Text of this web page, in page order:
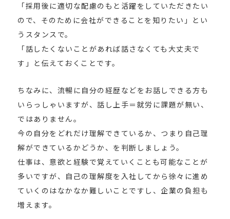
「採用後に適切な配慮のもと活躍をしていただきたい
ので、そのために会社ができることを知りたい」とい
うスタンスで。
「話したくないことがあれば話さなくても大丈夫で
す」と伝えておくことです。
ちなみに、流暢に自分の経歴などをお話しできる方も
いらっしゃいますが、話し上手＝就労に課題が無い、
ではありません。
今の自分をどれだけ理解できているか、つまり自己理
解ができているかどうか、を判断しましょう。
仕事は、意欲と経験で覚えていくことも可能なことが
多いですが、自己の理解度を入社してから徐々に進め
ていくのはなかなか難しいことですし、企業の負担も
増えます。